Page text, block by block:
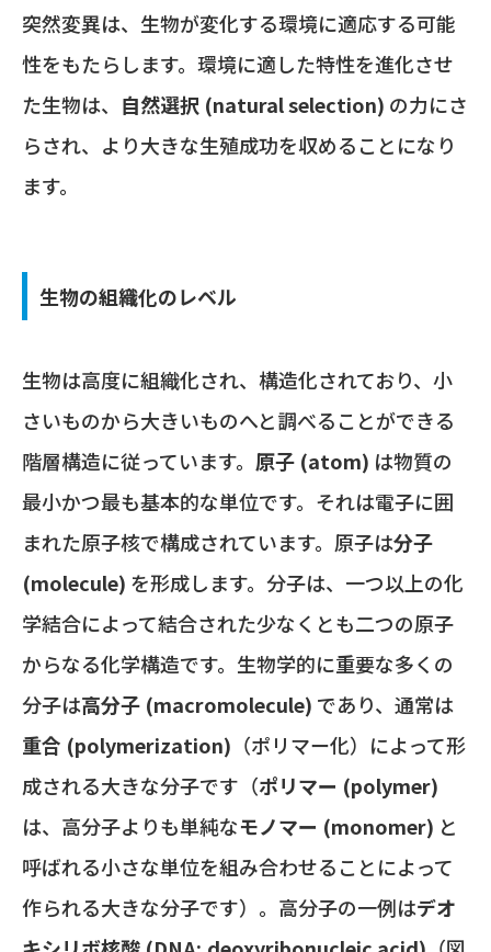
突然変異は、生物が変化する環境に適応する可能
性をもたらします。環境に適した特性を進化させ
た生物は、 自然選択 (natural selection) の力にさ
らされ、より大きな生殖成功を収めることになり
ます。
生物の組織化のレベル
生物は高度に組織化され、構造化されており、小
さいものから大きいものへと調べることができる
階層構造に従っています。 原子 (atom) は物質の
最小かつ最も基本的な単位です。それは電子に囲
まれた原子核で構成されています。原子は分子
(molecule) を形成します。分子は、一つ以上の化
学結合によって結合された少なくとも二つの原子
からなる化学構造です。生物学的に重要な多くの
分子は高分子 (macromolecule) であり、通常は
重合 (polymerization) （ポリマー化）によって形
成される大きな分子です（ポリマー (polymer)
は、高分子よりも単純なモノマー (monomer) と
呼ばれる小さな単位を組み合わせることによって
作られる大きな分子です）。高分子の一例はデオ